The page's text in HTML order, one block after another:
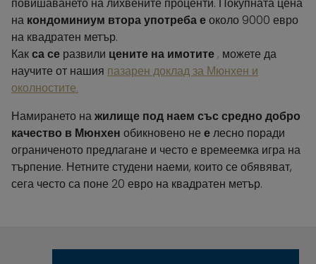
на кондоминиум втора употреба еоколо 9000 евро
на квадратен метър.
Какса се развили цените на имотите, можете да
научите от нашия пазарен доклад за Мюнхен и
околностите.
Намирането нажилище под наем със средно добро
качество в Мюнхен обикновено не елесно поради
ограниченото предлагане и често е времеемка игра на
търпение. Нетните студени наеми, които се обявяват,
сега често са поне 20 евро на квадратен метър.